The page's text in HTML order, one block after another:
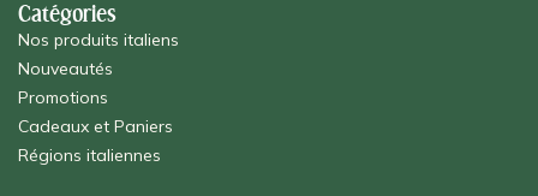
Catégories
Nos produits italiens
Nouveautés
Promotions
Cadeaux et Paniers
Régions italiennes